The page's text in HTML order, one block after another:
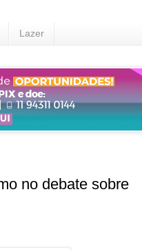
Lazer
no debate sobre